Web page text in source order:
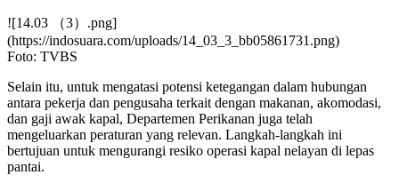
![14.03 （3）.png]
(https://indosuara.com/uploads/14_03_3_bb05861731.png)
Foto: TVBS
Selain itu, untuk mengatasi potensi ketegangan dalam hubungan
antara pekerja dan pengusaha terkait dengan makanan, akomodasi,
dan gaji awak kapal, Departemen Perikanan juga telah
mengeluarkan peraturan yang relevan. Langkah-langkah ini
bertujuan untuk mengurangi resiko operasi kapal nelayan di lepas
pantai.